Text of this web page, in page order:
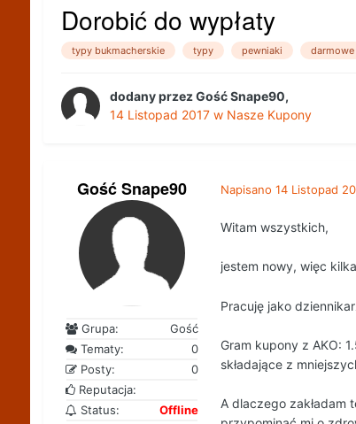
Dorobić do wypłaty
typy bukmacherskie typy pewniaki
dodany przezGość Snape90,
14 Listopad 2017w Nasze Kupony
Gość Snape90
Grupa:
Gość
Tematy:
0
Posty:
0
Reputacja:
Status:
Offline
Napisano 14 Listopad
Witam wszystkich,
jestem nowy, więc
Pracuję jako
Gram kupony z AKO:
składające z
A dlaczego zakładam